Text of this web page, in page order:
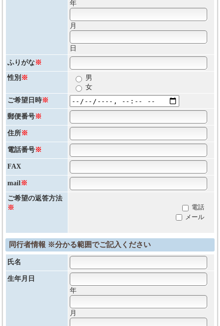
年
月
日
ふりがな※
性別 ※
男
女
ご希望日時※
郵便番号※
住所※
電話番号※
FAX
mail※
ご希望の返答方法
※
電話
メール
同行者情報 ※分かる範囲でご記入ください
氏名
生年月日
年
月